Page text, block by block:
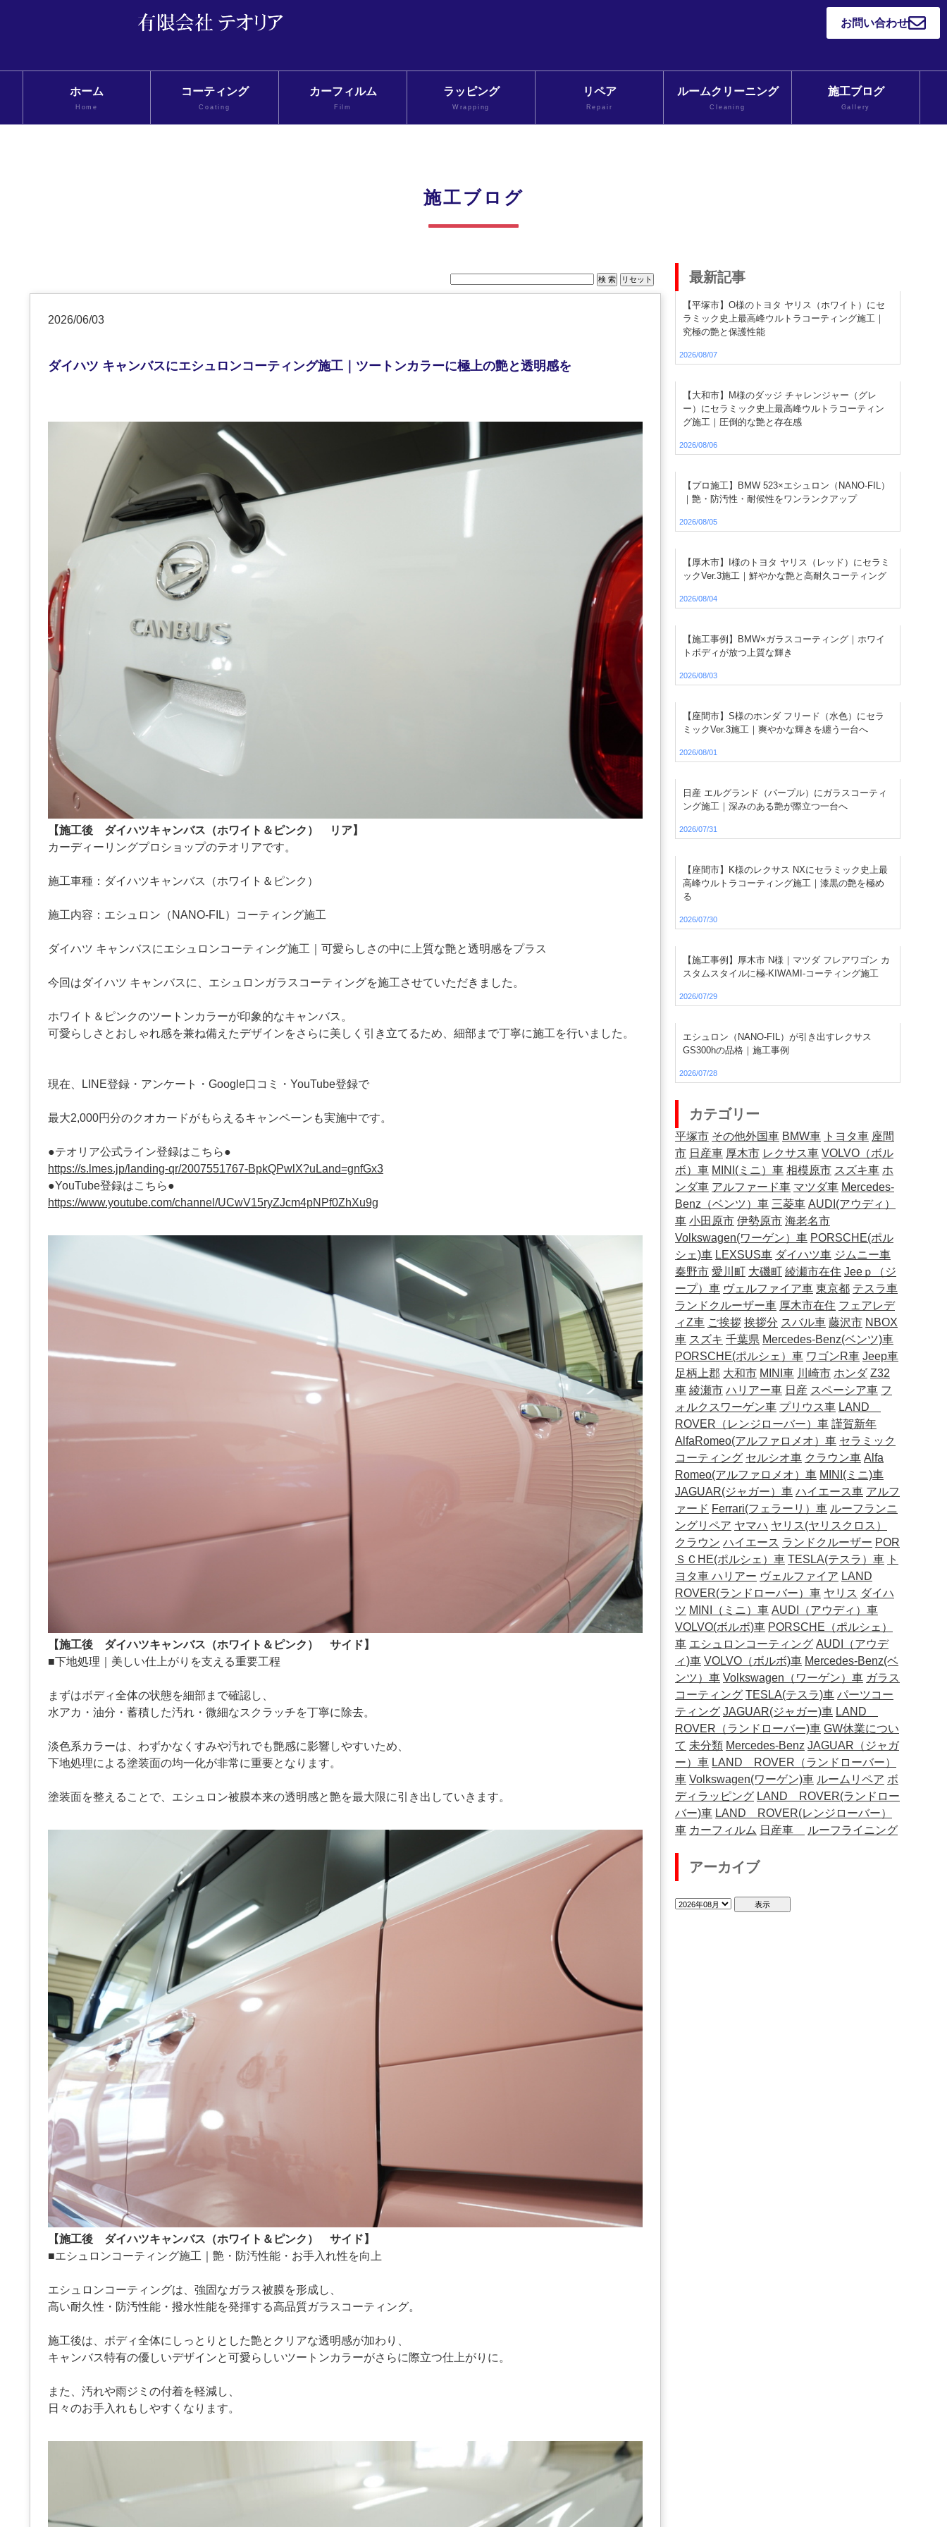
お問い合わせ
ホーム
Home
コーティング
Coating
カーフィルム
Film
ラッピング
Wrapping
リペア
Repair
ルームクリーニング
Cleaning
施工ブログ
Gallery
施工ブログ
2026/06/03
ダイハツ キャンバスにエシュロンコーティング施工｜ツートンカラーに極上の艶と透明感を
【施工後 ダイハツキャンバス（ホワイト＆ピンク） リア】
カーディーリングプロショップのテオリアです。
施工車種：ダイハツキャンバス（ホワイト＆ピンク）
施工内容：エシュロン（NANO-FIL）コーティング施工
ダイハツ キャンバスにエシュロンコーティング施工｜可愛らしさの中に上質な艶と透明感をプラス
今回はダイハツ キャンバスに、エシュロンガラスコーティングを施工させていただきました。
ホワイト＆ピンクのツートンカラーが印象的なキャンバス。
可愛らしさとおしゃれ感を兼ね備えたデザインをさらに美しく引き立てるため、細部まで丁寧に施工を行いました。
現在、LINE登録・アンケート・Google口コミ・YouTube登録で
最大2,000円分のクオカードがもらえるキャンペーンも実施中です。
●テオリア公式ライン登録はこちら●
https://s.lmes.jp/landing-qr/2007551767-BpkQPwlX?uLand=gnfGx3
●YouTube登録はこちら●
https://www.youtube.com/channel/UCwV15ryZJcm4pNPf0ZhXu9g
【施工後 ダイハツキャンバス（ホワイト＆ピンク） サイド】
■下地処理｜美しい仕上がりを支える重要工程
まずはボディ全体の状態を細部まで確認し、
水アカ・油分・蓄積した汚れ・微細なスクラッチを丁寧に除去。
淡色系カラーは、わずかなくすみや汚れでも艶感に影響しやすいため、
下地処理による塗装面の均一化が非常に重要となります。
塗装面を整えることで、エシュロン被膜本来の透明感と艶を最大限に引き出していきます。
【施工後 ダイハツキャンバス（ホワイト＆ピンク） サイド】
■エシュロンコーティング施工｜艶・防汚性能・お手入れ性を向上
エシュロンコーティングは、強固なガラス被膜を形成し、
高い耐久性・防汚性能・撥水性能を発揮する高品質ガラスコーティング。
施工後は、ボディ全体にしっとりとした艶とクリアな透明感が加わり、
キャンバス特有の優しいデザインと可愛らしいツートンカラーがさらに際立つ仕上がりに。
また、汚れや雨ジミの付着を軽減し、
日々のお手入れもしやすくなります。
最新記事
【平塚市】O様のトヨタ ヤリス（ホワイト）にセ
ラミック史上最高峰ウルトラコーティング施工｜
究極の艶と保護性能
2026/08/07
【大和市】M様のダッジ チャレンジャー（グレ
ー）にセラミック史上最高峰ウルトラコーティン
グ施工｜圧倒的な艶と存在感
2026/08/06
【プロ施工】BMW 523×エシュロン（NANO-FIL）
｜艶・防汚性・耐候性をワンランクアップ
2026/08/05
【厚木市】I様のトヨタ ヤリス（レッド）にセラミ
ックVer.3施工｜鮮やかな艶と高耐久コーティング
2026/08/04
【施工事例】BMW×ガラスコーティング｜ホワイ
トボディが放つ上質な輝き
2026/08/03
【座間市】S様のホンダ フリード（水色）にセラ
ミックVer.3施工｜爽やかな輝きを纏う一台へ
2026/08/01
日産 エルグランド（パープル）にガラスコーティ
ング施工｜深みのある艶が際立つ一台へ
2026/07/31
【座間市】K様のレクサス NXにセラミック史上最
高峰ウルトラコーティング施工｜漆黒の艶を極め
る
2026/07/30
【施工事例】厚木市 N様｜マツダ フレアワゴン カ
スタムスタイルに極-KIWAMI-コーティング施工
2026/07/29
エシュロン（NANO-FIL）が引き出すレクサス
GS300hの品格｜施工事例
2026/07/28
カテゴリー
平塚市 その他外国車 BMW車 トヨタ車 座間
市 日産車 厚木市 レクサス車 VOLVO（ボル
ボ）車 MINI(ミニ）車 相模原市 スズキ車 ホ
ンダ車 アルファード車 マツダ車 Mercedes-
Benz（ベンツ）車 三菱車 AUDI(アウディ）
車 小田原市 伊勢原市 海老名市
Volkswagen(ワーゲン）車 PORSCHE(ポル
シェ)車 LEXSUS車 ダイハツ車 ジムニー車
秦野市 愛川町 大磯町 綾瀬市在住 Jeeｐ（ジ
ープ）車 ヴェルファイア車 東京都 テスラ車
ランドクルーザー車 厚木市在住 フェアレデ
ィZ車 ご挨拶 挨拶分 スバル車 藤沢市 NBOX
車 スズキ 千葉県 Mercedes-Benz(ベンツ)車
PORSCHE(ポルシェ）車 ワゴンR車 Jeep車
足柄上郡 大和市 MINI車 川崎市 ホンダ Z32
車 綾瀬市 ハリアー車 日産 スペーシア車 フ
ォルクスワーゲン車 プリウス車 LAND
ROVER（レンジローバー）車 謹賀新年
AlfaRomeo(アルファロメオ）車 セラミック
コーティング セルシオ車 クラウン車 Alfa
Romeo(アルファロメオ）車 MINI(ミニ)車
JAGUAR(ジャガー）車 ハイエース車 アルフ
ァード Ferrari(フェラーリ）車 ルーフランニ
ングリペア ヤマハ ヤリス(ヤリスクロス）
クラウン ハイエース ランドクルーザー POR
ＳＣHE(ポルシェ）車 TESLA(テスラ）車 ト
ヨタ車 ハリアー ヴェルファイア LAND
ROVER(ランドローバー）車 ヤリス ダイハ
ツ MINI（ミニ）車 AUDI（アウディ）車
VOLVO(ボルボ)車 PORSCHE（ポルシェ）
車 エシュロンコーティング AUDI（アウデ
ィ)車 VOLVO（ボルボ)車 Mercedes-Benz(ベ
ンツ）車 Volkswagen（ワーゲン）車 ガラス
コーティング TESLA(テスラ)車 パーツコー
ティング JAGUAR(ジャガー)車 LAND
ROVER（ランドローバー)車 GW休業につい
て 未分類 Mercedes-Benz JAGUAR（ジャガ
ー）車 LAND ROVER（ランドローバー）
車 Volkswagen(ワーゲン)車 ルームリペア ボ
ディラッピング LAND ROVER(ランドロー
バー)車 LAND ROVER(レンジローバー）
車 カーフィルム 日産車 ルーフライニング
アーカイブ